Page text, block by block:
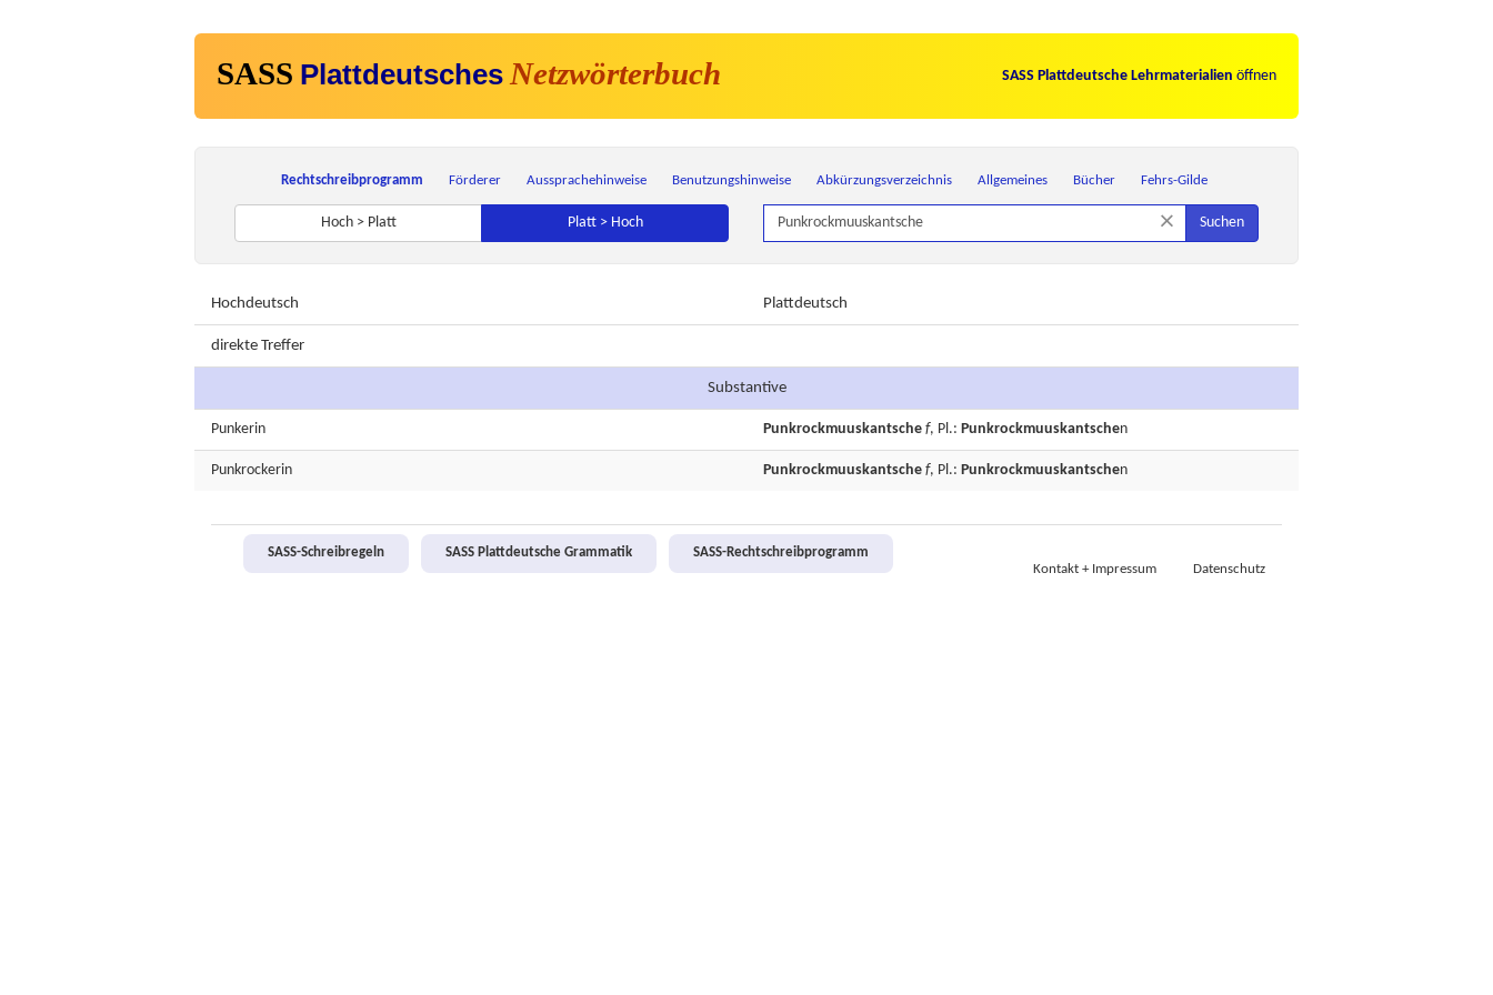
SASS Plattdeutsches Netzwörterbuch SASS Plattdeutsche Lehrmaterialien öffnen
Rechtschreibprogramm Förderer Aussprachehinweise Benutzungshinweise Abkürzungsverzeichnis Allgemeines Bücher Fehrs-Gilde
Hoch > Platt Platt > Hoch × Suchen
Hochdeutsch Plattdeutsch
direkte Treffer
Substantive
Punkerin Punkrockmuuskantsche f, Pl.: Punkrockmuuskantschen
Punkrockerin Punkrockmuuskantsche f, Pl.: Punkrockmuuskantschen
SASS-Schreibregeln SASS Plattdeutsche Grammatik
SASS-Rechtschreibprogramm
Kontakt + Impressum
Datenschutz